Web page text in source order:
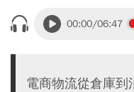
00:00/06:47
電商物流從倉庫到